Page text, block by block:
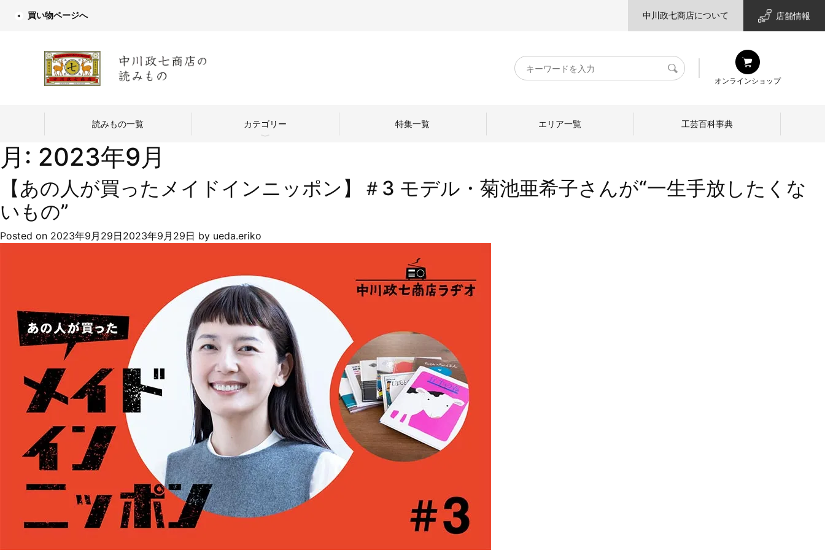
買い物ページへ 中川政七商店について 店舗情報
キ
ー
検
オンラインショップ
読みもの一覧 カテゴリー
つくり手を訪ねて
特集一覧 エリア一覧 工芸百科事典
月: 2023年9月
【あの人が買ったメイドインニッポン】＃3 モデル・菊池亜希子さんが“一生手放したくな
いもの”
Posted on 2023年9月29日2023年9月29日 by ueda.eriko